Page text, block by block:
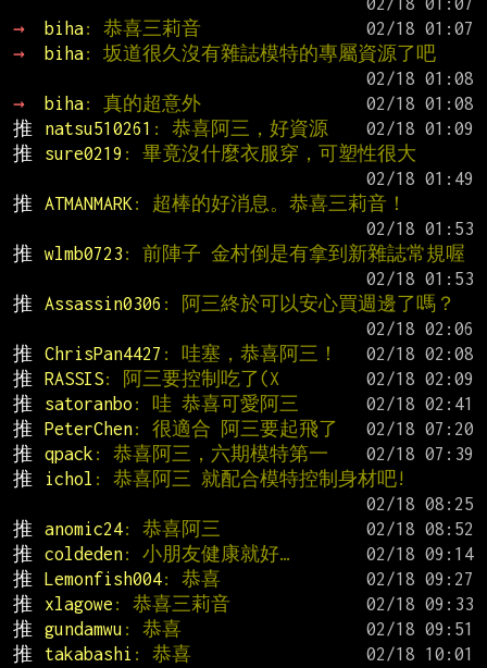
→
biha: 恭喜三莉音
→
biha: 坂道很久沒有雜誌模特的專屬資源了吧
→
biha: 真的超意外
推
natsu510261 : 恭喜阿三，好資源
推
sure0219 : 畢竟沒什麼衣服穿，可塑性很大
推
ATMANMARK : 超棒的好消息。恭喜三莉音！
推
wlmb0723 : 前陣子 金村倒是有拿到新雜誌常規喔
推
Assassin0306 : 阿三終於可以安心買週邊了嗎？
推
ChrisPan4427 : 哇塞，恭喜阿三！
推
RASSIS: 阿三要控制吃了(X
推
satoranbo : 哇 恭喜可愛阿三
推
PeterChen: 很適合 阿三要起飛了
推
qpack : 恭喜阿三，六期模特第一
推
ichol : 恭喜阿三 就配合模特控制身材吧!
推
anomic24: 恭喜阿三
推
coldeden: 小朋友健康就好…
推
Lemonfish004: 恭喜
推
xlagowe : 恭喜三莉音
推
gundamwu : 恭喜
推
takabashi : 恭喜